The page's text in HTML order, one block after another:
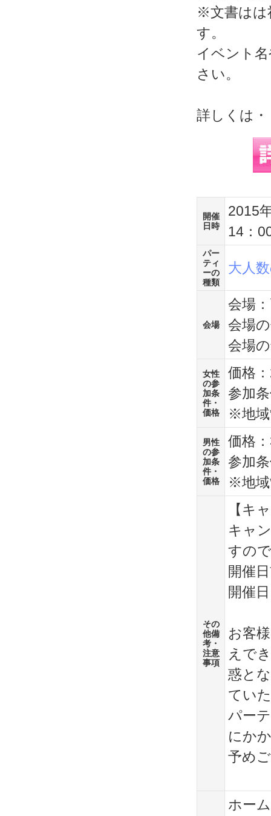
※文書はは
す。
イベント
さい。
詳しくは
開催
日時
2015
14：
パー
ティ
ーの
種類
大人
会場
会場
会場
会場
女性
の参
加条
件・
価格
価格
参加
※地域
男性
の参
加条
件・
価格
価格
参加
※地域
その
他備
考・
注意
事項
【キ
キャ
すの
開催
開催
お客
えで
惑と
てい
パー
にか
予め
ホー